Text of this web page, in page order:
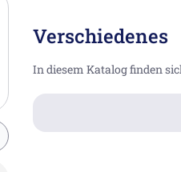
Verschiedenes
In diesem Katalog finden